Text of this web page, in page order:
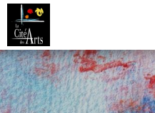
Panneau de gestion des